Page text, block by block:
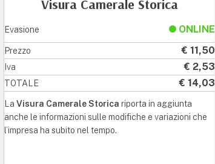
Visura Camerale Storica
Evasione ONLINE
Prezzo € 11,50
Iva € 2,53
TOTALE € 14,03
La Visura Camerale Storica riporta in aggiunta
anche le informazioni sulle modifiche e variazioni che
l’impresa ha subito nel tempo.